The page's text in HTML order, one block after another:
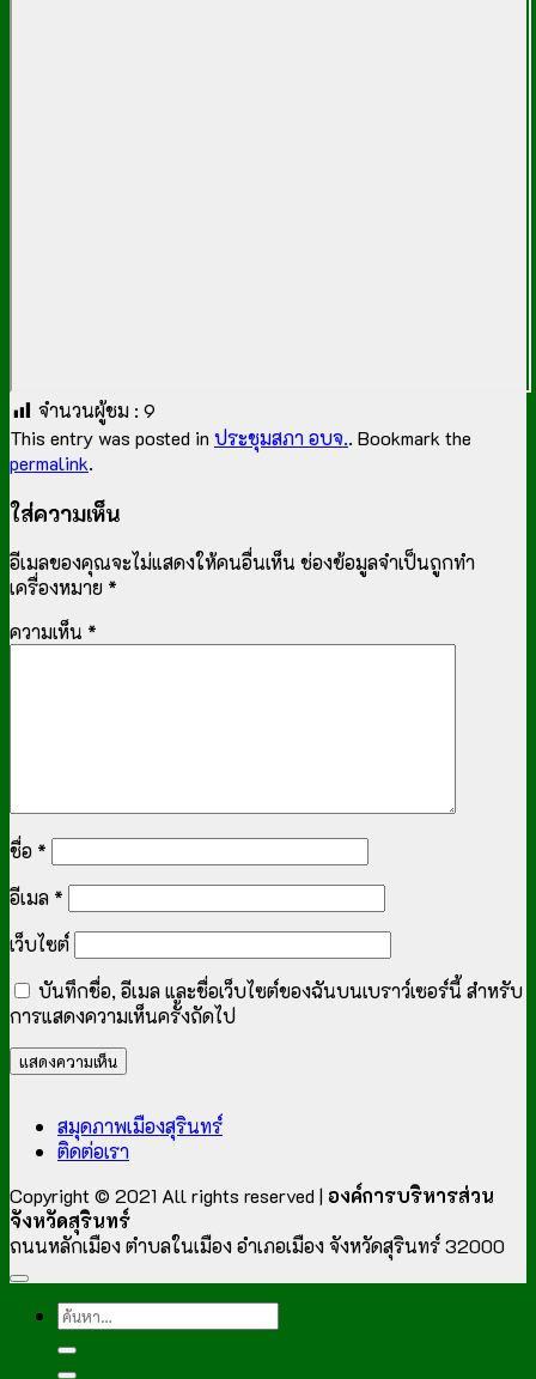
จำนวนผู้ชม : 9
This entry was posted in ประชุมสภา อบจ.. Bookmark the
permalink.
ใส่ความเห็น
อีเมลของคุณจะไม่แสดงให้คนอื่นเห็น ช่องข้อมูลจำเป็นถูกทำ
เครื่องหมาย *
ความเห็น *
ชื่อ *
อีเมล *
เว็บไซต์
บันทึกชื่อ, อีเมล และชื่อเว็บไซต์ของฉันบนเบราว์เซอร์นี้ สำหรับ
การแสดงความเห็นครั้งถัดไป
สมุดภาพเมืองสุรินทร์
ติดต่อเรา
Copyright © 2021 All rights reserved | องค์การบริหารส่วน
จังหวัดสุรินทร์
ถนนหลักเมือง ตำบลในเมือง อำเภอเมือง จังหวัดสุรินทร์ 32000